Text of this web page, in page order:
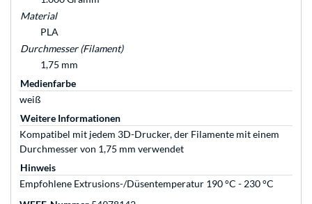
Material
PLA
Durchmesser (Filament)
1,75 mm
Medienfarbe
weiß
Weitere Informationen
Kompatibel mit jedem 3D-Drucker, der Filamente mit einem
Durchmesser von 1,75 mm verwendet
Hinweis
Empfohlene Extrusions-/Düsentemperatur 190 °C - 230 °C